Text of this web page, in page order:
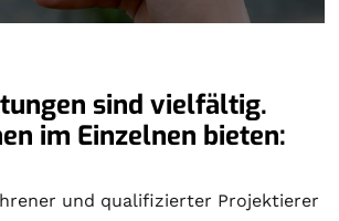
sind vielfältig.
im Einzelnen bieten:
und qualifizierter Projektierer